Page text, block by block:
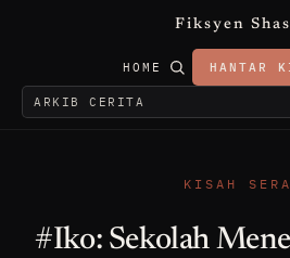
Fiksyen
HOME HANTAR
KISAH
#Iko: Sekolah